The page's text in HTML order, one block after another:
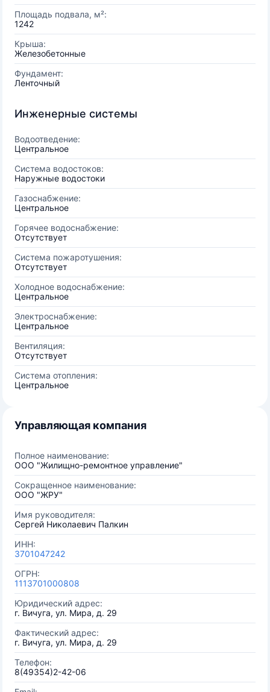
Площадь подвала, м²:
1242
Крыша:
Железобетонные
Фундамент:
Ленточный
Инженерные системы
Водоотведение:
Центральное
Система водостоков:
Наружные водостоки
Газоснабжение:
Центральное
Горячее водоснабжение:
Отсутствует
Система пожаротушения:
Отсутствует
Холодное водоснабжение:
Центральное
Электроснабжение:
Центральное
Вентиляция:
Отсутствует
Система отопления:
Центральное
Управляющая компания
Полное наименование:
ООО "Жилищно-ремонтное управление"
Сокращенное наименование:
ООО "ЖРУ"
Имя руководителя:
Сергей Николаевич Палкин
ИНН:
3701047242
ОГРН:
1113701000808
Юридический адрес:
г. Вичуга, ул. Мира, д. 29
Фактический адрес:
г. Вичуга, ул. Мира, д. 29
Телефон:
8(49354)2-42-06